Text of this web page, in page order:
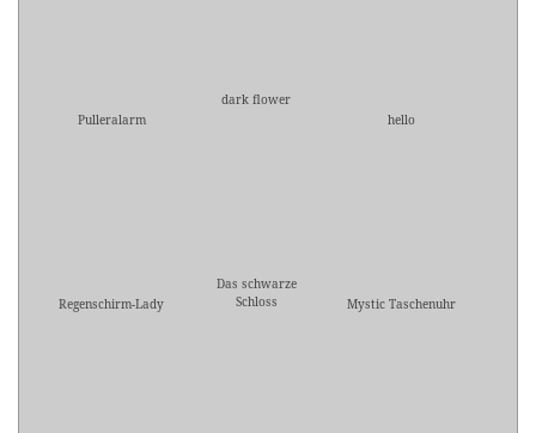
Pulleralarm
dark flower
hello
Regenschirm-Lady
Das schwarze
Schloss
Mystic Taschenuhr